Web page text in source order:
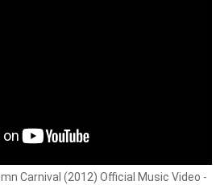
Carnival (2012) Official Music Video -